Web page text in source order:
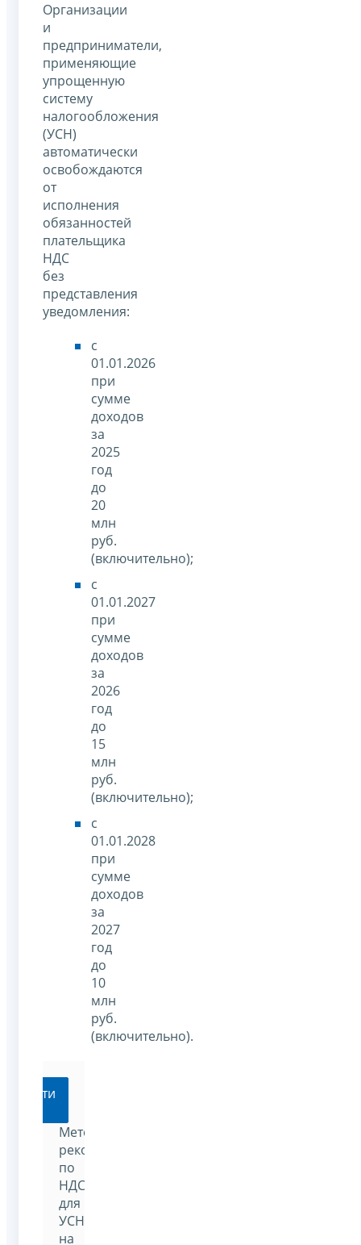
Организации
и
предприниматели,
применяющие
упрощенную
систему
налогообложения
(УСН)
автоматически
освобождаются
от
исполнения
обязанностей
плательщика
НДС
без
представления
уведомления:
с
01.01.2026
при
сумме
доходов
за
2025
год
до
20
млн
руб.
(включительно);
с
01.01.2027
при
сумме
доходов
за
2026
год
до
15
млн
руб.
(включительно);
с
01.01.2028
при
сумме
доходов
за
2027
год
до
10
млн
руб.
(включительно).
Перейти
Методические
рекомендации
по
НДС
для
УСН
на